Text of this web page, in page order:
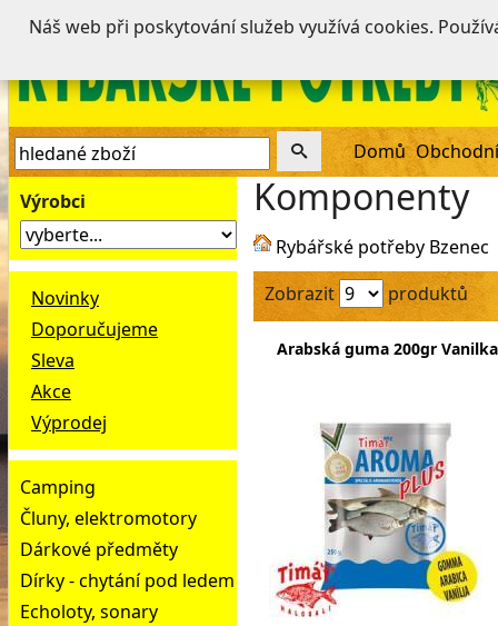
Domů
Výrobci
Novinky
Doporučujeme
Sleva
Akce
Výprodej
Camping
Čluny, elektromotory
Dárkové předměty
Dírky - chytání pod ledem
Echoloty, sonary
Komponenty
Rybářské potřeby Bzenec
Zobrazit
produktů
Arabská guma 200gr Vanilka
Náš web při poskytování služeb využívá cookies.